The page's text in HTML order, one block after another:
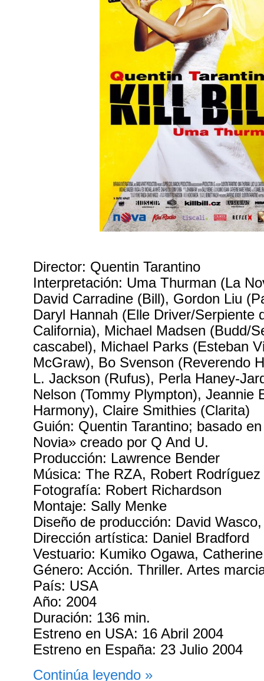
Director: Quentin Tarantino
Interpretación: Uma Thurman (La
David Carradine (Bill), Gordon Liu
Daryl Hannah (Elle Driver/Serpiente
California), Michael Madsen (Budd/
cascabel), Michael Parks (Esteban
McGraw), Bo Svenson (Reverendo
L. Jackson (Rufus), Perla Haney-
Nelson (Tommy Plympton), Jeannie
Harmony), Claire Smithies (Clarita)
Guión: Quentin Tarantino; basado
Novia» creado por Q And U.
Producción: Lawrence Bender
Música: The RZA, Robert Rodríguez
Fotografía: Robert Richardson
Montaje: Sally Menke
Diseño de producción: David
Dirección artística: Daniel Bradford
Vestuario: Kumiko Ogawa,
Género: Acción. Thriller. Artes
País: USA
Año: 2004
Duración: 136 min.
Estreno en USA: 16 Abril 2004
Estreno en España: 23 Julio 2004
Continúa leyendo »